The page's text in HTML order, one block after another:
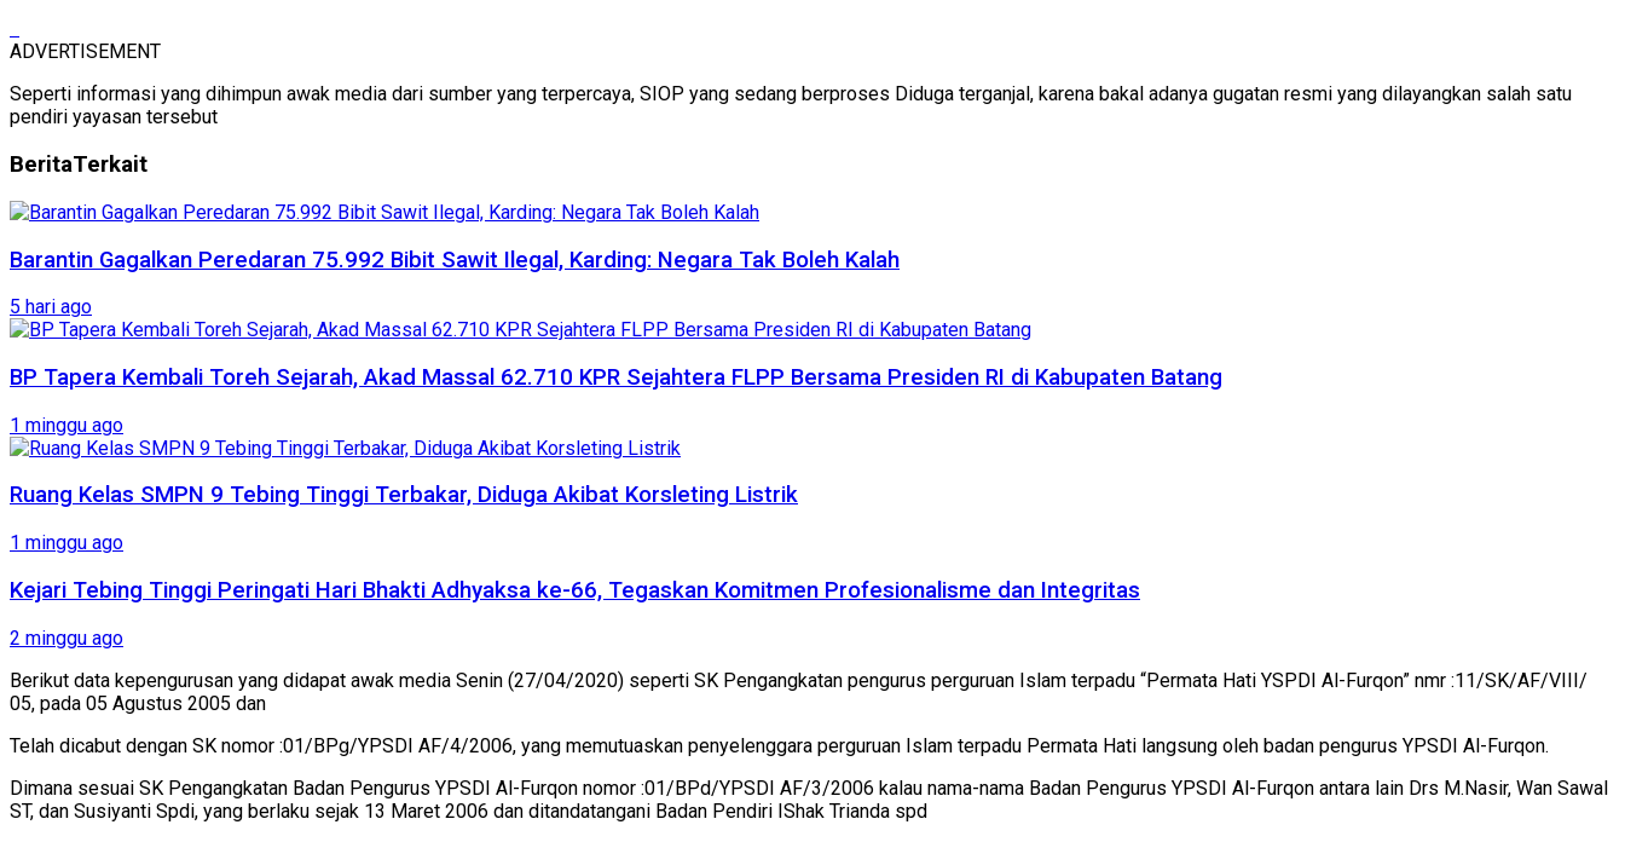
ADVERTISEMENT
Seperti informasi yang dihimpun awak media dari sumber yang terpercaya, SIOP yang sedang berproses Diduga terganjal, karena bakal adanya gugatan resmi yang dilayangkan salah satu
pendiri yayasan tersebut
BeritaTerkait
Barantin Gagalkan Peredaran 75.992 Bibit Sawit Ilegal, Karding: Negara Tak Boleh Kalah
5 hari ago
BP Tapera Kembali Toreh Sejarah, Akad Massal 62.710 KPR Sejahtera FLPP Bersama Presiden RI di Kabupaten Batang
1 minggu ago
Ruang Kelas SMPN 9 Tebing Tinggi Terbakar, Diduga Akibat Korsleting Listrik
1 minggu ago
Kejari Tebing Tinggi Peringati Hari Bhakti Adhyaksa ke-66, Tegaskan Komitmen Profesionalisme dan Integritas
2 minggu ago
Berikut data kepengurusan yang didapat awak media Senin (27/04/2020) seperti SK Pengangkatan pengurus perguruan Islam terpadu “Permata Hati YSPDI Al-Furqon” nmr :11/SK/AF/VIII/
05, pada 05 Agustus 2005 dan
Telah dicabut dengan SK nomor :01/BPg/YPSDI AF/4/2006, yang memutuaskan penyelenggara perguruan Islam terpadu Permata Hati langsung oleh badan pengurus YPSDI Al-Furqon.
Dimana sesuai SK Pengangkatan Badan Pengurus YPSDI Al-Furqon nomor :01/BPd/YPSDI AF/3/2006 kalau nama-nama Badan Pengurus YPSDI Al-Furqon antara lain Drs M.Nasir, Wan Sawal
ST, dan Susiyanti Spdi, yang berlaku sejak 13 Maret 2006 dan ditandatangani Badan Pendiri IShak Trianda spd